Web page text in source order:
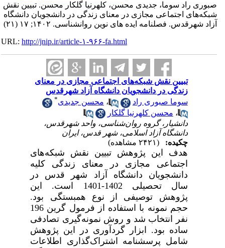
صبوری راد سوما، جدیدی محسن، کلهرنیا گلکار محسن. تبیین نقش
شبکه‌های اجتماعی مجازی در معنای زندگی در دانشجویان دانشگاه
آزاد شهرقدس. فصلنامه ایده های نوین روانشناسی. ۱۴۰۲; ۱۷ (۲۱)
URL:http://jnip.ir/article-۱-۹۶۶-fa.html
تبیین نقش شبکه‌های اجتماعی مجازی در معنای
زندگی در دانشجویان دانشگاه آزاد شهرقدس
سوما صبوری راد
،محسن جدیدی*
،محسن کلهرنیا گلکار
دانشیار، گروه روان‌شناسی، واحد شهرقدس،
دانشگاه آزاد اسلامی، شهر قدس، ایران
چکیده:
هدف این پژوهش تبیین نقش شبکه‌های
اجتماعی مجازی در معنای زندگی کلیه
دانشجویان دانشگاه آزاد شهر قدس در
سال تحصیلی 1402-1401 است. این
پژوهش توصیفی از نوع همبستگی بود.
حجم نمونه با استفاده از فرمول گرین 196
نفر انتخاب شد و روش نمونه‌گیری تصادفی
ساده بود. ابزار گردآوری در این پژوهش
شامل پرسشنامه اشتراک‌گذاری اطلاعات